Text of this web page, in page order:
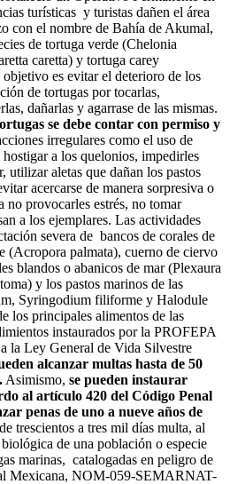
turísticas y turistas dañen el área
con el nombre de Bahía de Akumal,
de tortuga verde (Chelonia
caretta) y tortuga carey
es evitar el deterioro de los
de tortugas por tocarlas,
dañarlas y agarrase de las mismas.
se debe contar con permiso y
irregulares como el uso de
a los quelonios, impedirles
utilizar aletas que dañan los pastos
acercarse de manera sorpresiva o
no provocarles estrés, no tomar
a los ejemplares. Las actividades
severa de bancos de corales de
(Acropora palmata), cuerno de ciervo
blandos o abanicos de mar (Plexaura
y los pastos marinos de las
Syringodium filiforme y Halodule
los principales alimentos de las
instaurados por la PROFEPA
la Ley General de Vida Silvestre
alcanzar multas hasta de 50
Asimismo, se pueden instaurar
al artículo 420 del Código Penal
penas de uno a nueve años de
trescientos a tres mil días multa, al
de una población o especie
marinas, catalogadas en peligro de
Mexicana, NOM-059-SEMARNAT-